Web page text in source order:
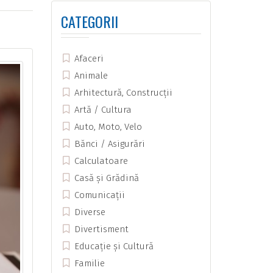
CATEGORII
Afaceri
Animale
Arhitectură, Construcții
Artă / Cultura
Auto, Moto, Velo
Bănci / Asigurări
Calculatoare
Casă și Grădină
Comunicații
Diverse
Divertisment
Educație și Cultură
Familie